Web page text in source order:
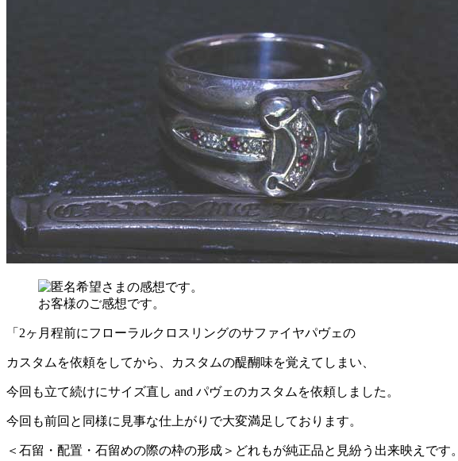
お客様のご感想です。
「2ヶ月程前にフローラルクロスリングのサファイヤパヴェの
カスタムを依頼をしてから、カスタムの醍醐味を覚えてしまい、
今回も立て続けにサイズ直し and パヴェのカスタムを依頼しました。
今回も前回と同様に見事な仕上がりで大変満足しております。
＜石留・配置・石留めの際の枠の形成＞どれもが純正品と見紛う出来映えです。